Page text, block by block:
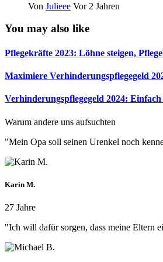
Von Julieee Vor 2 Jahren
You may also like
Pflegekräfte 2023: Löhne steigen,
Maximiere Verhinderungspflegegeld
Verhinderungspflegegeld 2024:
Warum andere uns aufsuchten
"Mein Opa soll seinen Urenkel noch
Karin M.
27 Jahre
"Ich will dafür sorgen, dass meine Eltern